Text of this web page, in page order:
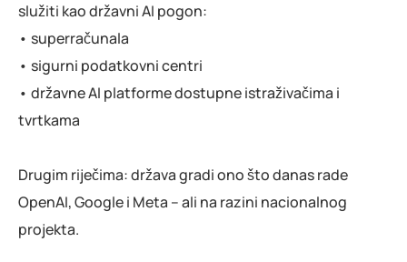
služiti kao državni AI pogon:
• superračunala
• sigurni podatkovni centri
• državne AI platforme dostupne istraživačima i
tvrtkama
Drugim riječima: država gradi ono što danas rade
OpenAI, Google i Meta – ali na razini nacionalnog
projekta.